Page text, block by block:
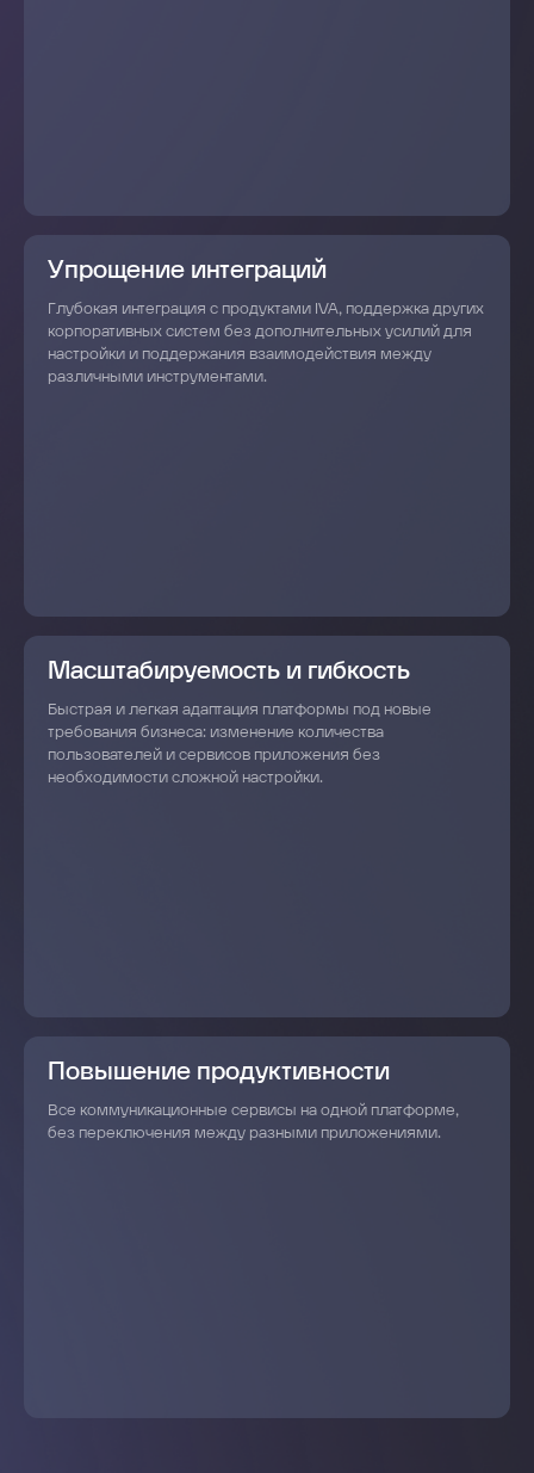
Упрощение интеграций
Глубокая интеграция с продуктами IVA, поддержка других
корпоративных систем без дополнительных усилий для
настройки и поддержания взаимодействия между
различными инструментами.
Масштабируемость и гибкость
Быстрая и легкая адаптация платформы под новые
требования бизнеса: изменение количества
пользователей и сервисов приложения без
необходимости сложной настройки.
Повышение продуктивности
Все коммуникационные сервисы на одной платформе,
без переключения между разными приложениями.